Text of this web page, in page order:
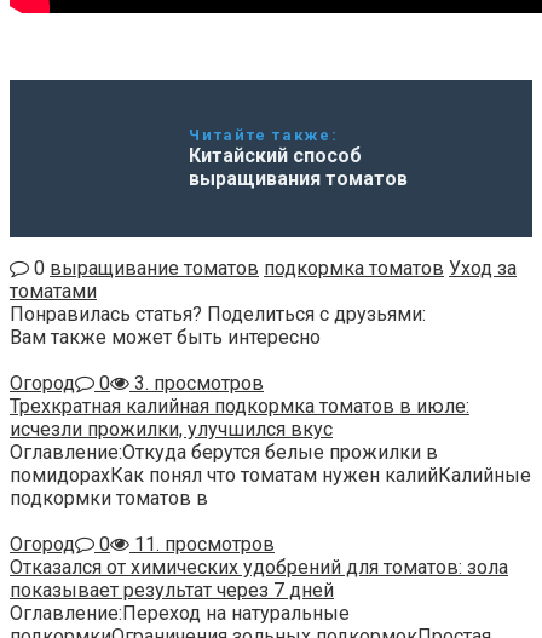
Читайте также:
Китайский способ
выращивания томатов
0 выращивание томатов подкормка томатов Уход за
томатами
Понравилась статья? Поделиться с друзьями:
Вам также может быть интересно
Огород
0
3. просмотров
Трехкратная калийная подкормка томатов в июле:
исчезли прожилки, улучшился вкус
Оглавление:Откуда берутся белые прожилки в
помидорахКак понял что томатам нужен калийКалийные
подкормки томатов в
Огород
0
11. просмотров
Отказался от химических удобрений для томатов: зола
показывает результат через 7 дней
Оглавление:Переход на натуральные